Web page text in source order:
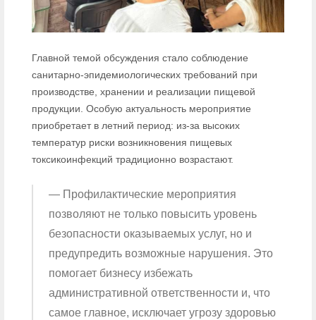
Главной темой обсуждения стало соблюдение
санитарно-эпидемиологических требований при
производстве, хранении и реализации пищевой
продукции. Особую актуальность мероприятие
приобретает в летний период: из-за высоких
температур риски возникновения пищевых
токсикоинфекций традиционно возрастают.
— Профилактические мероприятия
позволяют не только повысить уровень
безопасности оказываемых услуг, но и
предупредить возможные нарушения. Это
помогает бизнесу избежать
административной ответственности и, что
самое главное, исключает угрозу здоровью